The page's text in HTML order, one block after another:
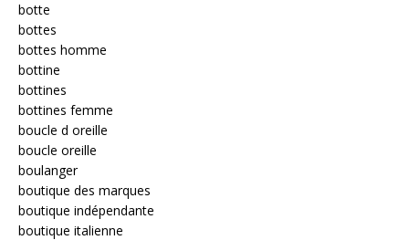
botte
bottes
bottes homme
bottine
bottines
bottines femme
boucle d oreille
boucle oreille
boulanger
boutique des marques
boutique indépendante
boutique italienne